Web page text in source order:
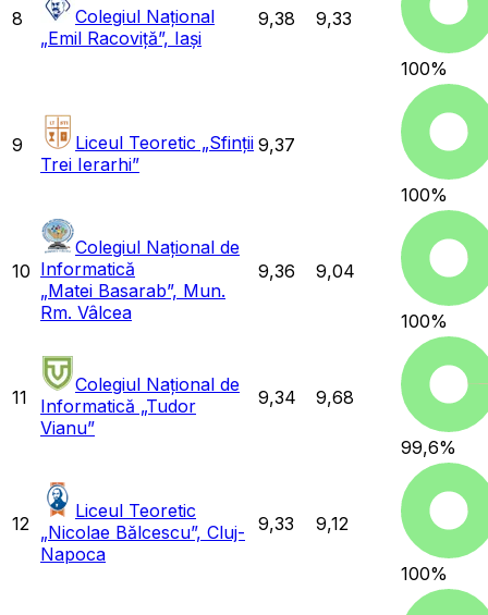
8
Colegiul Național
„Emil Racoviță”, Iași
9,38 9,33
100%
9
Liceul Teoretic „Sfinții
Trei Ierarhi”
9,37
100%
10
Colegiul Național de
Informatică
„Matei Basarab”, Mun.
Rm. Vâlcea
9,36 9,04
100%
11
Colegiul Național de
Informatică „Tudor
Vianu”
9,34 9,68
99,6%
12
Liceul Teoretic
„Nicolae Bălcescu”, Cluj-
Napoca
9,33 9,12
100%